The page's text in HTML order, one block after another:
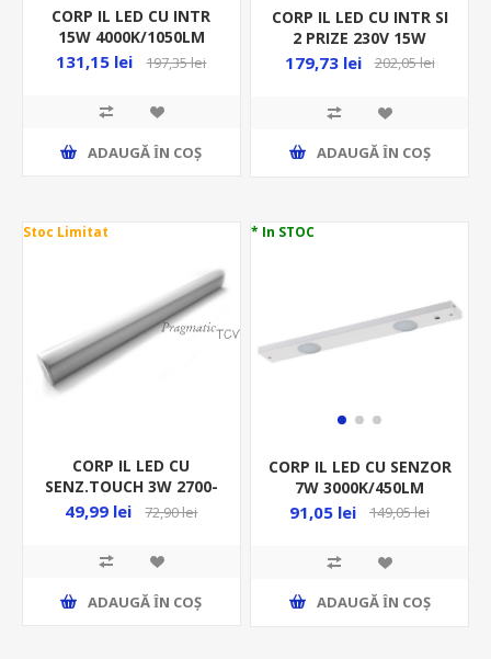
CORP IL LED CU INTR
15W 4000K/1050LM
909/53/29MM TITAN
131,15 lei 197,35 lei
ADAUGĂ ȊN COŞ
CORP IL LED CU INTR SI
2 PRIZE 230V 15W
4000K/1300LM
179,73 lei 202,05 lei
ADAUGĂ ȊN COŞ
Stoc Limitat
CORP IL LED CU
SENZ.TOUCH 3W 2700-
6500K/300LM DIM.
49,99 lei 72,90 lei
ADAUGĂ ȊN COŞ
* In STOC
CORP IL LED CU SENZOR
7W 3000K/450LM
550/70/25MM ALB
91,05 lei 149,05 lei
ADAUGĂ ȊN COŞ